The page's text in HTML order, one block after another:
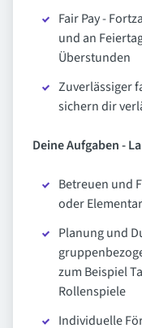
Fair Pay -
und an
Überstunden
Zuverlässiger
sichern dir
Deine Aufgaben -
Betreuen und
oder
Planung und
zum Beispiel
Rollenspiele
Individuelle